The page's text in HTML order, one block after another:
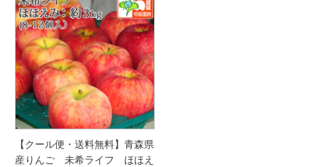
【クール便・送料無料】青森県
産りんご 未希ライフ ほほえ